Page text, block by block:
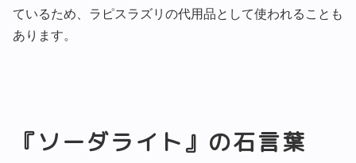
ているため、ラピスラズリの代用品として使われることも
あります。
『ソーダライト』の石言葉